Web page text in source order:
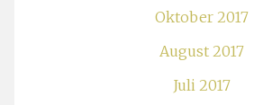
Oktober 2017
August 2017
Juli 2017